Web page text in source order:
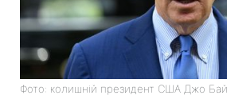
Фото: колишній президент США Джо